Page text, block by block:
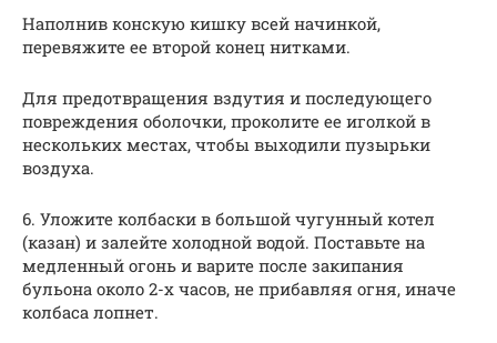
Наполнив конскую кишку всей начинкой,
перевяжите ее второй конец нитками.
Для предотвращения вздутия и последующего
повреждения оболочки, проколите ее иголкой в
нескольких местах, чтобы выходили пузырьки
воздуха.
6. Уложите колбаски в большой чугунный котел
(казан) и залейте холодной водой. Поставьте на
медленный огонь и варите после закипания
бульона около 2-х часов, не прибавляя огня, иначе
колбаса лопнет.